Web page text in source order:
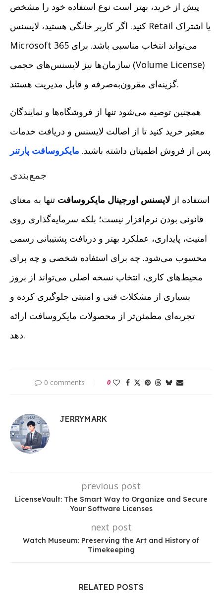
پیش از خرید، بهتر است نوع استفاده خود را مشخص
کنید. اگر کاربر خانگی هستید، لایسنس Retail یا اشتراک
Microsoft 365 می‌تواند انتخاب مناسبی باشد. برای
سازمان‌ها نیز لایسنس‌های حجمی (Volume License)
گزینه‌ای مقرون‌به‌صرفه و قابل مدیریت هستند.
همچنین توصیه می‌شود تنها از فروشگاه‌ها و نمایندگان
معتبر خرید کنید تا از اصالت لایسنس و دریافت خدمات
پس از فروش اطمینان داشته باشید. مایکروسافت پارتنر
جمع‌بندی
استفاده از لایسنس اورجینال مایکروسافت تنها به معنای
قانونی بودن نرم‌افزار نیست؛ بلکه سرمایه‌گذاری روی
امنیت، پایداری، عملکرد بهتر و دریافت پشتیبانی رسمی
محسوب می‌شود. چه برای استفاده شخصی و چه برای
محیط‌های کاری، انتخاب نسخه اصلی می‌تواند از بروز
بسیاری از مشکلات فنی و امنیتی جلوگیری کرده و
تجربه‌ای مطمئن‌تر از محصولات مایکروسافت ارائه
دهد.
0 comments 0
JERRYMARK
previous post
LicenseVault: The Smart Way to Organize and Secure
Your Software Licenses
next post
Watch Museum: Preserving the Art and History of
Timekeeping
RELATED POSTS